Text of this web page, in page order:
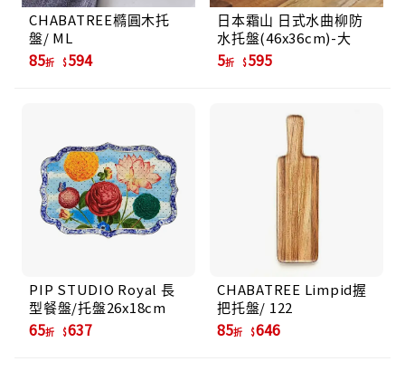
CHABATREE橢圓木托
盤/ ML
85折 594
日本霜山 日式水曲柳防
水托盤(46x36cm)-大
5折 595
PIP STUDIO Royal 長
型餐盤/托盤26x18cm
65折 637
CHABATREE Limpid握
把托盤/ 122
85折 646